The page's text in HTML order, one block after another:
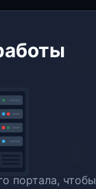
портала, чтобы